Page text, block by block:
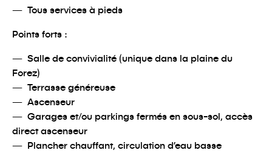
Tous services à pieds
Points forts :
Salle de convivialité (unique dans la plaine du
Forez)
Terrasse généreuse
Ascenseur
Garages et/ou parkings fermés en sous-sol, accès
direct ascenseur
Plancher chauffant, circulation d’eau basse